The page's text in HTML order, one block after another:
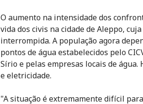
O aumento na intensidade dos
vida dos civis na cidade de Aleppo,
interrompida. A população agora
pontos de água estabelecidos pelo
Sírio e pelas empresas locais de água.
e eletricidade.
"A situação é extremamente difícil